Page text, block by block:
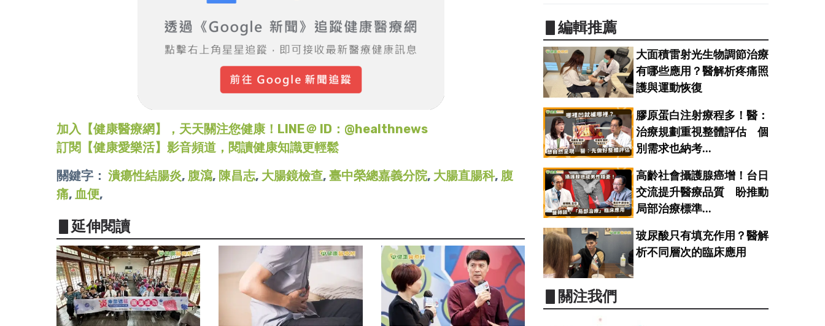
加入【健康醫療網】，天天關注您健康！LINE＠ ID：@healthnews
訂閱【健康愛樂活】影音頻道，閱讀健康知識更輕鬆
關鍵字： 潰瘍性結腸炎, 腹瀉, 陳昌志, 大腸鏡檢查, 臺中榮總嘉義分院, 大腸直腸科, 腹
痛, 血便,
▋延伸閱讀
▋編輯推薦
大面積雷射光生物調節治療
有哪些應用？醫解析疼痛照
護與運動恢復
膠原蛋白注射療程多！醫：
治療規劃重視整體評估 個
別需求也納考...
高齡社會攝護腺癌增！台日
交流提升醫療品質 盼推動
局部治療標準...
玻尿酸只有填充作用？醫解
析不同層次的臨床應用
▋關注我們